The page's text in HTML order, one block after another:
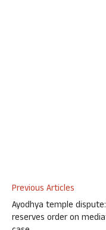
Previous Articles
Ayodhya temple
reserves order on